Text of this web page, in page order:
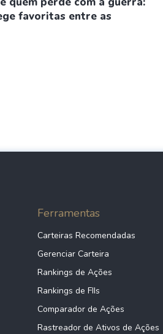
favoritas entre as
Ferramentas
Carteiras Recomendadas
Gerenciar Carteira
Rankings de Ações
Rankings de FIIs
Comparador de Ações
Rastreador de Ativos de Ações